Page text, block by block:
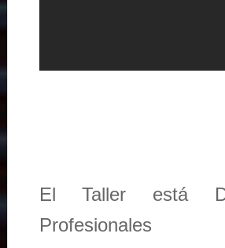
El Taller está
Profesionales